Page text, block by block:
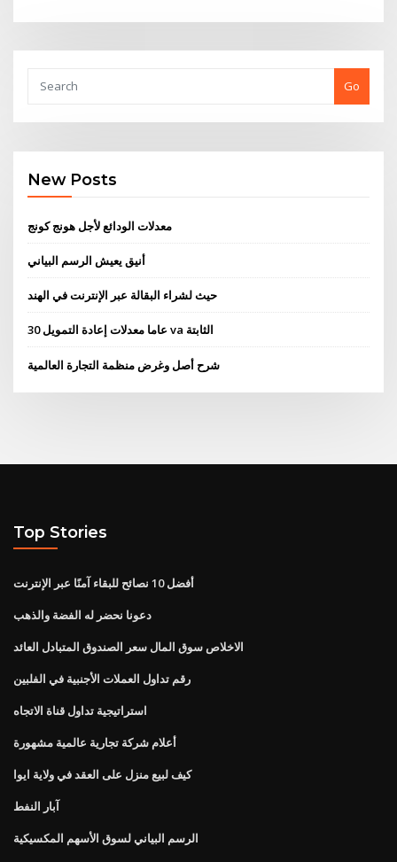
Go
New Posts
معدلات الودائع لأجل هونج كونج
أنيق يعيش الرسم البياني
حيث لشراء البقالة عبر الإنترنت في الهند
30 عاما معدلات إعادة التمويل va الثابتة
شرح أصل وغرض منظمة التجارة العالمية
Top Stories
أفضل 10 نصائح للبقاء آمنًا عبر الإنترنت
دعونا نحضر له الفضة والذهب
الاخلاص سوق المال سعر الصندوق المتبادل العائد
رقم تداول العملات الأجنبية في الفلبين
استراتيجية تداول قناة الاتجاه
أعلام شركة تجارية عالمية مشهورة
كيف لبيع منزل على العقد في ولاية ايوا
آبار النفط
الرسم البياني لسوق الأسهم المكسيكية